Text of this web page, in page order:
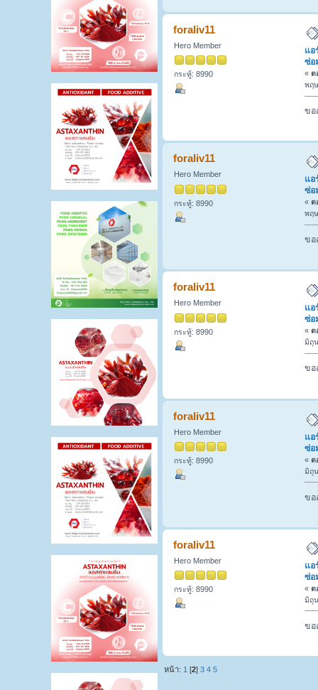
foraliv11
Hero Member
กระทู้: 8990
แอ
ซ่อ
« ต
พฤ
ขอ
foraliv11
Hero Member
กระทู้: 8990
แอ
ซ่อ
« ต
พฤ
ขอ
foraliv11
Hero Member
กระทู้: 8990
แอ
ซ่อ
« ต
มิถุ
ขอ
foraliv11
Hero Member
กระทู้: 8990
แอ
ซ่อ
« ต
มิถุ
ขอ
foraliv11
Hero Member
กระทู้: 8990
แอ
ซ่อ
« ต
มิถุ
ขอ
หน้า: 1 [2]3 4 5